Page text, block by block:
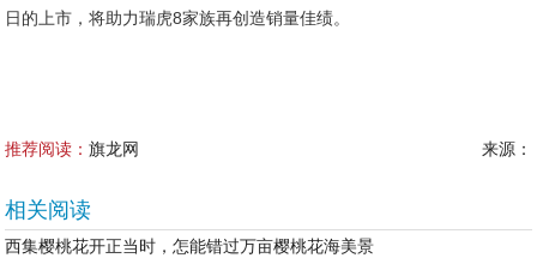
日的上市，将助力瑞虎8家族再创造销量佳绩。
推荐阅读：旗龙网 来源：
相关阅读
西集樱桃花开正当时，怎能错过万亩樱桃花海美景